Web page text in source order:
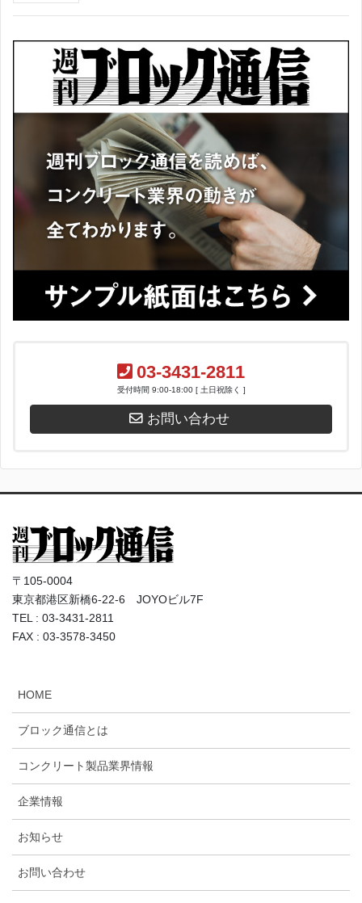
03-3431-2811
受付時間 9:00-18:00 [ 土日祝除く ]
お問い合わせ
〒105-0004
東京都港区新橋6-22-6 JOYOビル7F
TEL : 03-3431-2811
FAX : 03-3578-3450
HOME
ブロック通信とは
コンクリート製品業界情報
企業情報
お知らせ
お問い合わせ